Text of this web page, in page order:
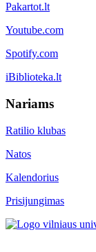
Pakartot.lt
Youtube.com
Spotify.com
iBiblioteka.lt
Nariams
Ratilio klubas
Natos
Kalendorius
Prisijungimas